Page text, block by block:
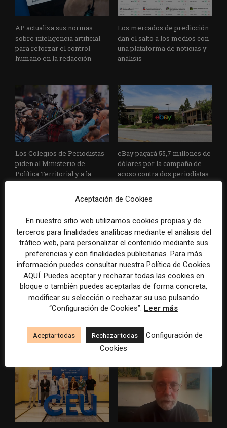
AP actualiza sus normas
sobre inteligencia artificial
para reforzar el control
humano en la redacción
Los mercados de predicción
dan el salto a los medios con
una plataforma de noticias y
análisis
Los Colegios de Periodistas
piden al Ministerio de
Política Territorial y a la
Agencia EFE que rectifiquen
convocatorias de empleo por
favorecer el intrusismo
eBay pagará 55,7 millones de
dólares por la campaña de
acoso contra dos periodistas
de un medio especializado
EFE publica una guía para
integrar la inteligencia
informativos con supervisión
humana
Substack incorpora una
herramienta que estima
escrito con inteligencia
artificial
Aceptación de Cookies
En nuestro sitio web utilizamos cookies propias y de
terceros para finalidades analíticas mediante el análisis del
tráfico web, para personalizar el contenido mediante sus
preferencias y con finalidades publicitarias. Para más
información puedes consultar nuestra Política de Cookies
AQUÍ. Puedes aceptar y rechazar todas las cookies en
bloque o también puedes aceptarlas de forma concreta,
modificar su selección o rechazar su uso pulsando
“Configuración de Cookies”. Leer más
Aceptar todas Rechazar todas
Configuración de
Cookies